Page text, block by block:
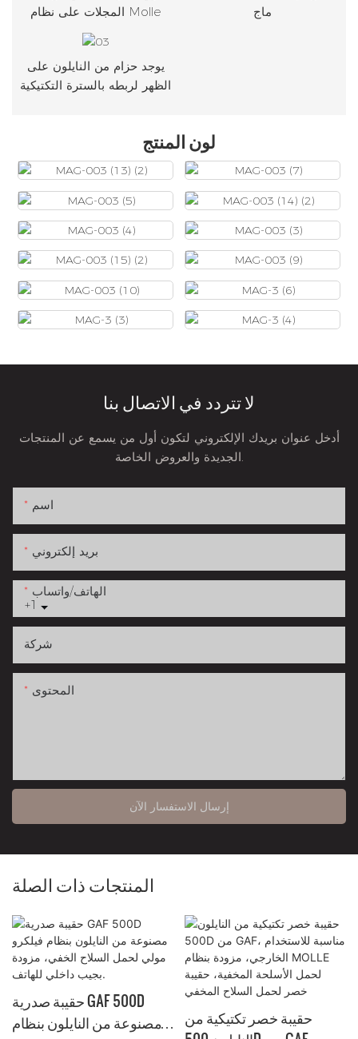
المجلات على نظام Molle
ماج
يوجد حزام من النايلون على
الظهر لربطه بالسترة التكتيكية
لون المنتج
لا تتردد في الاتصال بنا
أدخل عنوان بريدك الإلكتروني لتكون أول من يسمع عن المنتجات
الجديدة والعروض الخاصة.
اسم
بريد إلكتروني
+1
الهاتف/واتساب
شركة
المحتوى
إرسال الاستفسار الآن
المنتجات ذات الصلة
حقيبة صدرية GAF 500D
مصنوعة من النايلون بنظام
حقيبة خصر تكتيكية من